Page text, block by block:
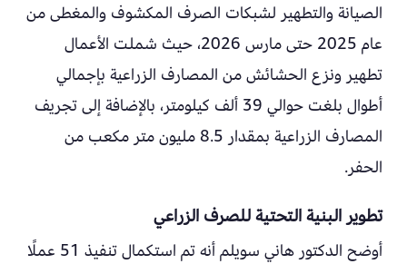
الصيانة والتطهير لشبكات الصرف المكشوف والمغطى من
عام 2025 حتى مارس 2026، حيث شملت الأعمال
تطهير ونزع الحشائش من المصارف الزراعية بإجمالي
أطوال بلغت حوالي 39 ألف كيلومتر، بالإضافة إلى تجريف
المصارف الزراعية بمقدار 8.5 مليون متر مكعب من
الحفر.
تطوير البنية التحتية للصرف الزراعي
أوضح الدكتور هاني سويلم أنه تم استكمال تنفيذ 51 عملًا